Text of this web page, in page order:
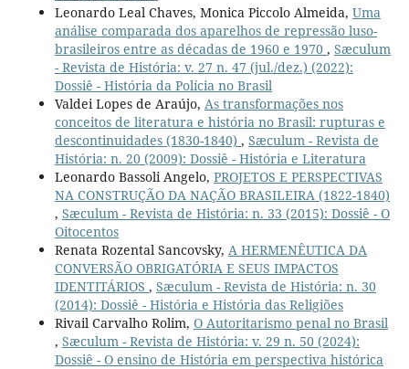
Leonardo Leal Chaves, Monica Piccolo Almeida, Uma
análise comparada dos aparelhos de repressão luso-
brasileiros entre as décadas de 1960 e 1970 , Sæculum
- Revista de História: v. 27 n. 47 (jul./dez.) (2022):
Dossiê - História da Polícia no Brasil
Valdei Lopes de Araújo, As transformações nos
conceitos de literatura e história no Brasil: rupturas e
descontinuidades (1830-1840) , Sæculum - Revista de
História: n. 20 (2009): Dossiê - História e Literatura
Leonardo Bassoli Angelo, PROJETOS E PERSPECTIVAS
NA CONSTRUÇÃO DA NAÇÃO BRASILEIRA (1822-1840)
, Sæculum - Revista de História: n. 33 (2015): Dossiê - O
Oitocentos
Renata Rozental Sancovsky, A HERMENÊUTICA DA
CONVERSÃO OBRIGATÓRIA E SEUS IMPACTOS
IDENTITÁRIOS , Sæculum - Revista de História: n. 30
(2014): Dossiê - História e História das Religiões
Rivail Carvalho Rolim, O Autoritarismo penal no Brasil
, Sæculum - Revista de História: v. 29 n. 50 (2024):
Dossiê - O ensino de História em perspectiva histórica